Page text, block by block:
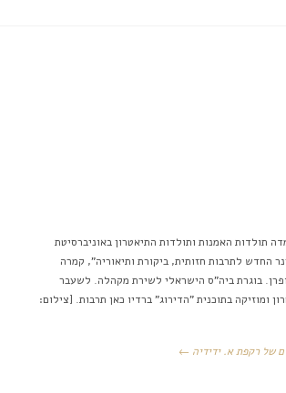
תולדות האמנות ותולדות התיאטרון באוניברסיטת
החדש לתרבות חזותית, ביקורת ותיאוריה", קמרה
בוגרת ביה"ס הישראלי לשירת מקהלה. לשעבר
ומוזיקה בתוכנית "הדירוג" ברדיו כאן תרבות. [צילום:
של רקפת א. ידידיה ←